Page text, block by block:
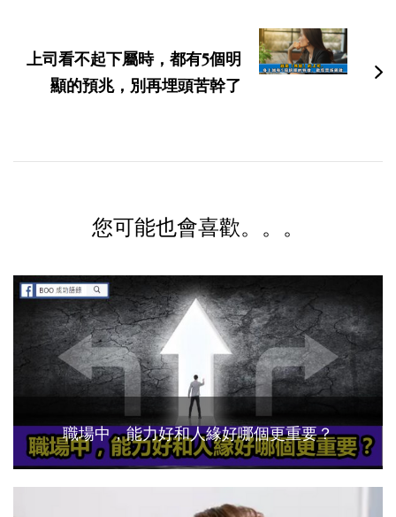
上司看不起下屬時，都有5個明
顯的預兆，別再埋頭苦幹了
您可能也會喜歡。。。
職場中，能力好和人緣好哪個更重要？